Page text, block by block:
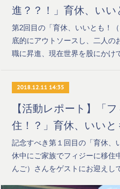
進？？！」育休、いい
第2回目の「育休、いいとも！
底的にアウトソースし、二人の
職に昇進、現在世界を股にか
2018.12.11 14:35
【活動レポート】「
住！？」育休、いい
記念すべき第１回目の「育休
休中にご家族でフィジーに移住
んご）さんをゲストにお迎え